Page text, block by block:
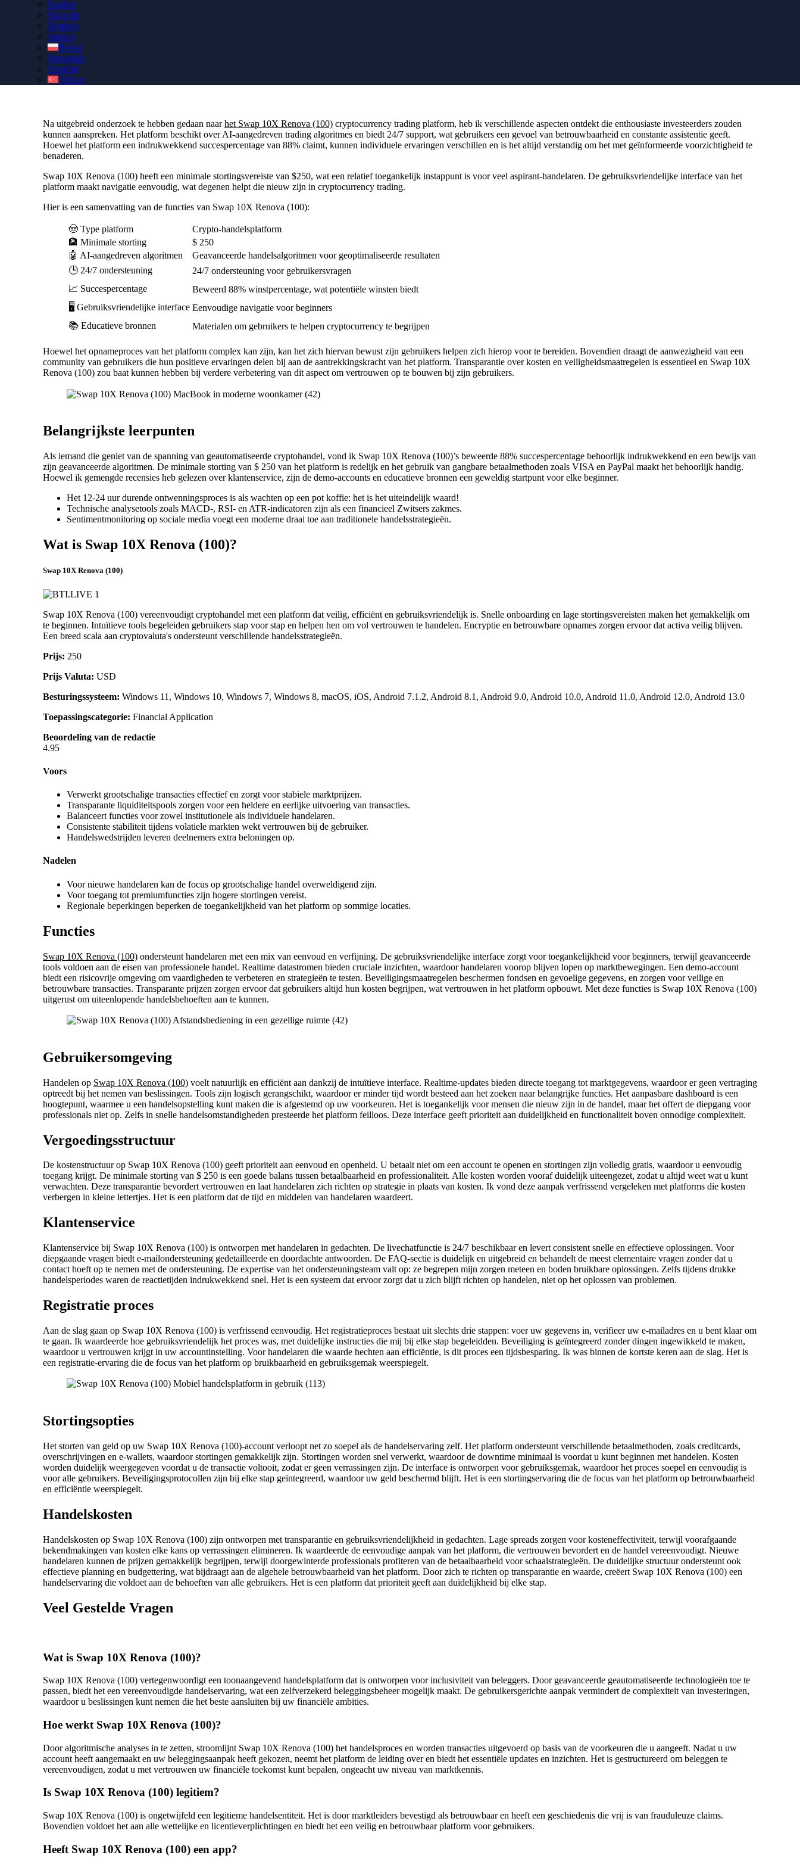
English
Français
Deutsch
Italiano
Polski
Português
Español
Türkçe
Beveilig uw authentieke Swap 10X Renova (100)-account via
toegang tot een persoonlijke accountmanager voor naadloze ondersteuning bij de installatie.
Na uitgebreid onderzoek te hebben gedaan naarhet Swap 10X Renova (100) cryptocurrency trading platform, heb ik verschillende aspecten ontdekt die enthousiaste investeerders zouden
kunnen aanspreken. Het platform beschikt over AI-aangedreven trading algoritmes en biedt 24/7 support, wat gebruikers een gevoel van betrouwbaarheid en constante assistentie geeft.
Hoewel het platform een indrukwekkend succespercentage van 88% claimt, kunnen individuele ervaringen verschillen en is het altijd verstandig om het met geïnformeerde voorzichtigheid te
benaderen.
Swap 10X Renova (100) heeft een minimale stortingsvereiste van $250, wat een relatief toegankelijk instappunt is voor veel aspirant-handelaren. De gebruiksvriendelijke interface van het
platform maakt navigatie eenvoudig, wat degenen helpt die nieuw zijn in cryptocurrency trading.
Hier is een samenvatting van de functies van Swap 10X Renova (100):
🤠 Type platform
Crypto-handelsplatform
🏦 Minimale storting
$ 250
🤖 AI-aangedreven algoritmen
Geavanceerde handelsalgoritmen voor geoptimaliseerde resultaten
🕒 24/7 ondersteuning
24/7 ondersteuning voor gebruikersvragen
📈 Succespercentage
Beweerd 88% winstpercentage, wat potentiële winsten biedt
🖥️ Gebruiksvriendelijke interface Eenvoudige navigatie voor beginners
📚 Educatieve bronnen
Materialen om gebruikers te helpen cryptocurrency te begrijpen
Hoewel het opnameproces van het platform complex kan zijn, kan het zich hiervan bewust zijn gebruikers helpen zich hierop voor te bereiden. Bovendien draagt de aanwezigheid van een
community van gebruikers die hun positieve ervaringen delen bij aan de aantrekkingskracht van het platform. Transparantie over kosten en veiligheidsmaatregelen is essentieel en Swap 10X
Renova (100) zou baat kunnen hebben bij verdere verbetering van dit aspect om vertrouwen op te bouwen bij zijn gebruikers.
Belangrijkste leerpunten
Als iemand die geniet van de spanning van geautomatiseerde cryptohandel, vond ik Swap 10X Renova (100)’s beweerde 88% succespercentage behoorlijk indrukwekkend en een bewijs van
zijn geavanceerde algoritmen. De minimale storting van $ 250 van het platform is redelijk en het gebruik van gangbare betaalmethoden zoals VISA en PayPal maakt het behoorlijk handig.
Hoewel ik gemengde recensies heb gelezen over klantenservice, zijn de demo-accounts en educatieve bronnen een geweldig startpunt voor elke beginner.
Het 12-24 uur durende ontwenningsproces is als wachten op een pot koffie: het is het uiteindelijk waard!
Technische analysetools zoals MACD-, RSI- en ATR-indicatoren zijn als een financieel Zwitsers zakmes.
Sentimentmonitoring op sociale media voegt een moderne draai toe aan traditionele handelsstrategieën.
Wat is Swap 10X Renova (100)?
Swap 10X Renova (100)
Swap 10X Renova (100) vereenvoudigt cryptohandel met een platform dat veilig, efficiënt en gebruiksvriendelijk is. Snelle onboarding en lage stortingsvereisten maken het gemakkelijk om
te beginnen. Intuïtieve tools begeleiden gebruikers stap voor stap en helpen hen om vol vertrouwen te handelen. Encryptie en betrouwbare opnames zorgen ervoor dat activa veilig blijven.
Een breed scala aan cryptovaluta's ondersteunt verschillende handelsstrategieën.
Prijs: 250
Prijs Valuta: USD
Besturingssysteem: Windows 11, Windows 10, Windows 7, Windows 8, macOS, iOS, Android 7.1.2, Android 8.1, Android 9.0, Android 10.0, Android 11.0, Android 12.0, Android 13.0
Toepassingscategorie: Financial Application
Beoordeling van de redactie
4.95
Voors
Verwerkt grootschalige transacties effectief en zorgt voor stabiele marktprijzen.
Transparante liquiditeitspools zorgen voor een heldere en eerlijke uitvoering van transacties.
Balanceert functies voor zowel institutionele als individuele handelaren.
Consistente stabiliteit tijdens volatiele markten wekt vertrouwen bij de gebruiker.
Handelswedstrijden leveren deelnemers extra beloningen op.
Nadelen
Voor nieuwe handelaren kan de focus op grootschalige handel overweldigend zijn.
Voor toegang tot premiumfuncties zijn hogere stortingen vereist.
Regionale beperkingen beperken de toegankelijkheid van het platform op sommige locaties.
Functies
Swap 10X Renova (100) ondersteunt handelaren met een mix van eenvoud en verfijning. De gebruiksvriendelijke interface zorgt voor toegankelijkheid voor beginners, terwijl geavanceerde
tools voldoen aan de eisen van professionele handel. Realtime datastromen bieden cruciale inzichten, waardoor handelaren voorop blijven lopen op marktbewegingen. Een demo-account
biedt een risicovrije omgeving om vaardigheden te verbeteren en strategieën te testen. Beveiligingsmaatregelen beschermen fondsen en gevoelige gegevens, en zorgen voor veilige en
betrouwbare transacties. Transparante prijzen zorgen ervoor dat gebruikers altijd hun kosten begrijpen, wat vertrouwen in het platform opbouwt. Met deze functies is Swap 10X Renova (100)
uitgerust om uiteenlopende handelsbehoeften aan te kunnen.
Gebruikersomgeving
Handelen op Swap 10X Renova (100) voelt natuurlijk en efficiënt aan dankzij de intuïtieve interface. Realtime-updates bieden directe toegang tot marktgegevens, waardoor er geen vertraging
optreedt bij het nemen van beslissingen. Tools zijn logisch gerangschikt, waardoor er minder tijd wordt besteed aan het zoeken naar belangrijke functies. Het aanpasbare dashboard is een
hoogtepunt, waarmee u een handelsopstelling kunt maken die is afgestemd op uw voorkeuren. Het is toegankelijk voor mensen die nieuw zijn in de handel, maar het offert de diepgang voor
professionals niet op. Zelfs in snelle handelsomstandigheden presteerde het platform feilloos. Deze interface geeft prioriteit aan duidelijkheid en functionaliteit boven onnodige complexiteit.
Vergoedingsstructuur
De kostenstructuur op Swap 10X Renova (100) geeft prioriteit aan eenvoud en openheid. U betaalt niet om een account te openen en stortingen zijn volledig gratis, waardoor u eenvoudig
toegang krijgt. De minimale storting van $ 250 is een goede balans tussen betaalbaarheid en professionaliteit. Alle kosten worden vooraf duidelijk uiteengezet, zodat u altijd weet wat u kunt
verwachten. Deze transparantie bevordert vertrouwen en laat handelaren zich richten op strategie in plaats van kosten. Ik vond deze aanpak verfrissend vergeleken met platforms die kosten
verbergen in kleine lettertjes. Het is een platform dat de tijd en middelen van handelaren waardeert.
Klantenservice
Klantenservice bij Swap 10X Renova (100) is ontworpen met handelaren in gedachten. De livechatfunctie is 24/7 beschikbaar en levert consistent snelle en effectieve oplossingen. Voor
diepgaande vragen biedt e-mailondersteuning gedetailleerde en doordachte antwoorden. De FAQ-sectie is duidelijk en uitgebreid en behandelt de meest elementaire vragen zonder dat u
contact hoeft op te nemen met de ondersteuning. De expertise van het ondersteuningsteam valt op: ze begrepen mijn zorgen meteen en boden bruikbare oplossingen. Zelfs tijdens drukke
handelsperiodes waren de reactietijden indrukwekkend snel. Het is een systeem dat ervoor zorgt dat u zich blijft richten op handelen, niet op het oplossen van problemen.
Registratie proces
Aan de slag gaan op Swap 10X Renova (100) is verfrissend eenvoudig. Het registratieproces bestaat uit slechts drie stappen: voer uw gegevens in, verifieer uw e-mailadres en u bent klaar om
te gaan. Ik waardeerde hoe gebruiksvriendelijk het proces was, met duidelijke instructies die mij bij elke stap begeleidden. Beveiliging is geïntegreerd zonder dingen ingewikkeld te maken,
waardoor u vertrouwen krijgt in uw accountinstelling. Voor handelaren die waarde hechten aan efficiëntie, is dit proces een tijdsbesparing. Ik was binnen de kortste keren aan de slag. Het is
een registratie-ervaring die de focus van het platform op bruikbaarheid en gebruiksgemak weerspiegelt.
Stortingsopties
Het storten van geld op uw Swap 10X Renova (100)-account verloopt net zo soepel als de handelservaring zelf. Het platform ondersteunt verschillende betaalmethoden, zoals creditcards,
overschrijvingen en e-wallets, waardoor stortingen gemakkelijk zijn. Stortingen worden snel verwerkt, waardoor de downtime minimaal is voordat u kunt beginnen met handelen. Kosten
worden duidelijk weergegeven voordat u de transactie voltooit, zodat er geen verrassingen zijn. De interface is ontworpen voor gebruiksgemak, waardoor het proces soepel en eenvoudig is
voor alle gebruikers. Beveiligingsprotocollen zijn bij elke stap geïntegreerd, waardoor uw geld beschermd blijft. Het is een stortingservaring die de focus van het platform op betrouwbaarheid
en efficiëntie weerspiegelt.
Handelskosten
Handelskosten op Swap 10X Renova (100) zijn ontworpen met transparantie en gebruiksvriendelijkheid in gedachten. Lage spreads zorgen voor kosteneffectiviteit, terwijl voorafgaande
bekendmakingen van kosten elke kans op verrassingen elimineren. Ik waardeerde de eenvoudige aanpak van het platform, die vertrouwen bevordert en de handel vereenvoudigt. Nieuwe
handelaren kunnen de prijzen gemakkelijk begrijpen, terwijl doorgewinterde professionals profiteren van de betaalbaarheid voor schaalstrategieën. De duidelijke structuur ondersteunt ook
effectieve planning en budgettering, wat bijdraagt aan de algehele betrouwbaarheid van het platform. Door zich te richten op transparantie en waarde, creëert Swap 10X Renova (100) een
handelservaring die voldoet aan de behoeften van alle gebruikers. Het is een platform dat prioriteit geeft aan duidelijkheid bij elke stap.
Veel Gestelde Vragen
Wat is Swap 10X Renova (100)?
Swap 10X Renova (100) vertegenwoordigt een toonaangevend handelsplatform dat is ontworpen voor inclusiviteit van beleggers. Door geavanceerde geautomatiseerde technologieën toe te
passen, biedt het een vereenvoudigde handelservaring, wat een zelfverzekerd beleggingsbeheer mogelijk maakt. De gebruikersgerichte aanpak vermindert de complexiteit van investeringen,
waardoor u beslissingen kunt nemen die het beste aansluiten bij uw financiële ambities.
Hoe werkt Swap 10X Renova (100)?
Door algoritmische analyses in te zetten, stroomlijnt Swap 10X Renova (100) het handelsproces en worden transacties uitgevoerd op basis van de voorkeuren die u aangeeft. Nadat u uw
account heeft aangemaakt en uw beleggingsaanpak heeft gekozen, neemt het platform de leiding over en biedt het essentiële updates en inzichten. Het is gestructureerd om beleggen te
vereenvoudigen, zodat u met vertrouwen uw financiële toekomst kunt bepalen, ongeacht uw niveau van marktkennis.
Is Swap 10X Renova (100) legitiem?
Swap 10X Renova (100) is ongetwijfeld een legitieme handelsentiteit. Het is door marktleiders bevestigd als betrouwbaar en heeft een geschiedenis die vrij is van frauduleuze claims.
Bovendien voldoet het aan alle wettelijke en licentieverplichtingen en biedt het een veilig en betrouwbaar platform voor gebruikers.
Heeft Swap 10X Renova (100) een app?